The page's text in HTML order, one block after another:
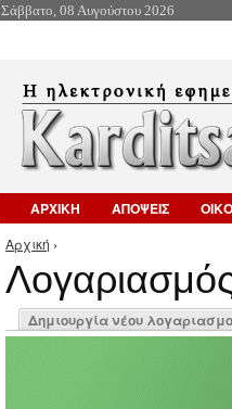
Σάββατο, 08 Αυγούστου 2026
ΑΡΧΙΚΗ ΑΠΟΨΕΙΣ
Είστε εδώ
Αρχική ›
Πρωτεύουσες
Δημιουργία νέου